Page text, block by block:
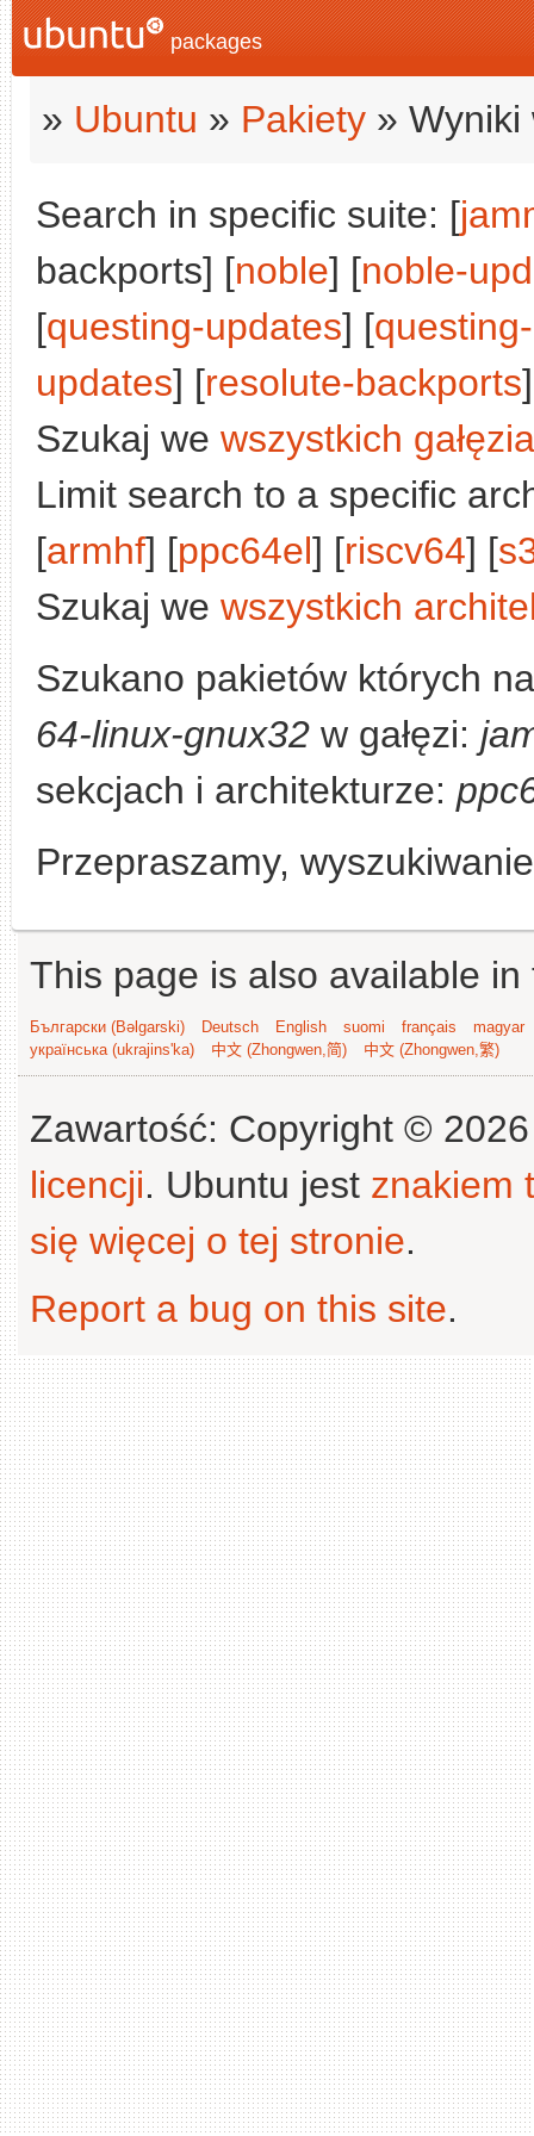
packages
» Ubuntu » Pakiety » Wyniki
Search in specific suite: [
backports] [noble] [noble-
[questing-updates] [
updates] [resolute-backports
Szukaj we wszystkich
Limit search to a specific
[armhf] [ppc64el] [riscv64] [
Szukaj we wszystkich
Szukano pakietów których
64-linux-gnux32 w gałęzi:
sekcjach i architekturze:
Przepraszamy,
This page is also available
Български (Bəlgarski) Deutsch English suomi français
magyar
українська (ukrajins'ka)
中文 (Zhongwen,简) 中文 (Zhongwen,繁)
Zawartość: Copyright ©
licencji. Ubuntu jest znakiem
się więcej o tej stronie.
Report a bug on this site.